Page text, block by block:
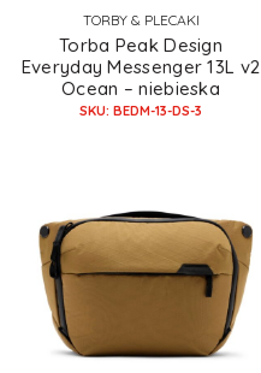
TORBY & PLECAKI
Torba Peak Design
Everyday Messenger 13L v2
Ocean – niebieska
SKU: BEDM-13-DS-3